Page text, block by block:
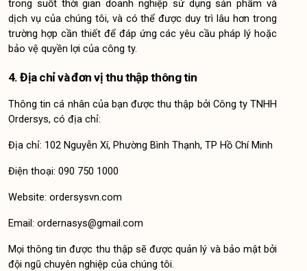
trong suốt thời gian doanh nghiệp sử dụng sản phẩm và
dịch vụ của chúng tôi, và có thể được duy trì lâu hơn trong
trường hợp cần thiết để đáp ứng các yêu cầu pháp lý hoặc
bảo vệ quyền lợi của công ty.
4. Địa chỉ và đơn vị thu thập thông tin
Thông tin cá nhân của bạn được thu thập bởi Công ty TNHH
Ordersys, có địa chỉ:
Địa chỉ: 102 Nguyễn Xí, Phường Bình Thạnh, TP Hồ Chí Minh
Điện thoại: 090 750 1000
Website: ordersysvn.com
Email: ordernasys@gmail.com
Mọi thông tin được thu thập sẽ được quản lý và bảo mật bởi
đội ngũ chuyên nghiệp của chúng tôi.